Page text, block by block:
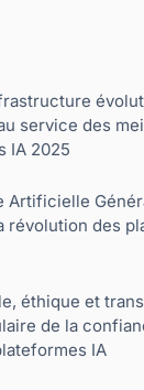
service des
IA 2025
Artificielle
révolution des
éthique et
de la
IA